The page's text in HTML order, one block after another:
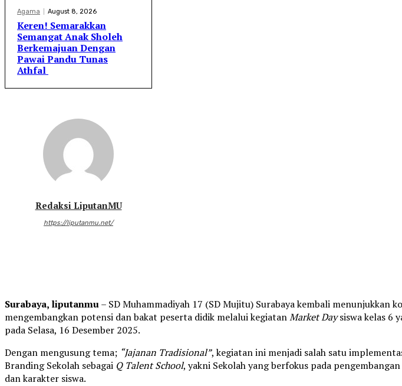
Agama August 8, 2026
Keren! Semarakkan
Semangat Anak Sholeh
Berkemajuan Dengan
Pawai Pandu Tunas
Athfal
Redaksi LiputanMU
https://liputanmu.net/
Surabaya, liputanmu– SD Muhammadiyah 17 (SD Mujitu) Surabaya kembali menunjukkan
mengembangkan potensi dan bakat peserta didik melalui kegiatanMarket Daysiswa kelas 6
pada Selasa, 16 Desember 2025.
Dengan mengusung tema; “Jajanan Tradisional”, kegiatan ini menjadi salah satu
Branding Sekolah sebagai Q Talent School, yakni Sekolah yang berfokus pada
dan karakter siswa.